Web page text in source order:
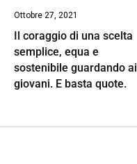
Ottobre 27, 2021
Il coraggio di una scelta
semplice, equa e
sostenibile guardando ai
giovani. E basta quote.